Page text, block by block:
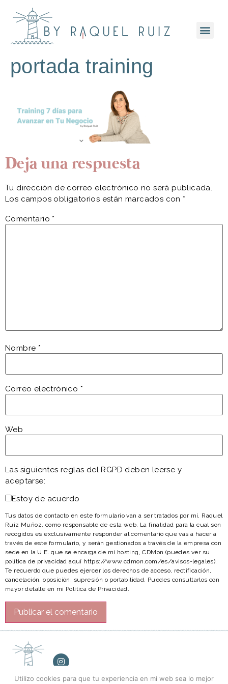
portada training
Deja una respuesta
Tu dirección de correo electrónico no será publicada.
Los campos obligatorios están marcados con *
Comentario *
Nombre *
Correo electrónico *
Web
Las siguientes reglas del RGPD deben leerse y
aceptarse:
Estoy de acuerdo
Tus datos de contacto en este formulario van a ser tratados por mí, Raquel
Ruiz Muñoz, como responsable de esta web. La finalidad para la cual son
recogidos es exclusivamente responder al comentario que vas a hacer a
través de este formulario, y serán gestionados a través de la empresa con
sede en la U.E. que se encarga de mi hosting, CDMon (puedes ver su
política de privacidad aquí https://www.cdmon.com/es/avisos-legales).
Te recuerdo que puedes ejercer los derechos de acceso, rectificación,
cancelación, oposición, supresión o portabilidad. Puedes consultarlos con
mayor detalle en mi Política de Privacidad.
Utilizo cookies para que tu experiencia en mi web sea lo mejor